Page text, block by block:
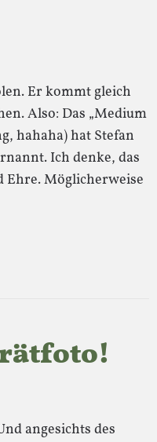
Er kommt gleich
Also: Das „Medium
hahaha) hat Stefan
Ich denke, das
Ehre. Möglicherweise
angesichts des